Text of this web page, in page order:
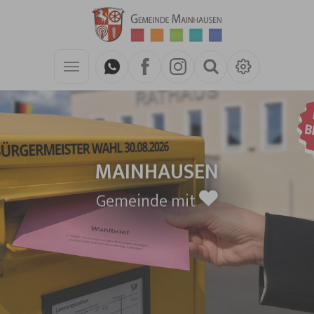
Zum Hauptinhalt springen
MAINHAUSEN
Gemeinde mit